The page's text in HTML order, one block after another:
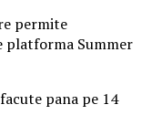
permite
platforma Summer
pana pe 14